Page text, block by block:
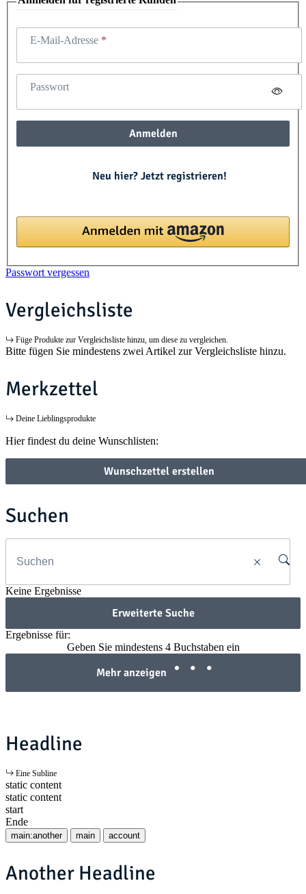
E-Mail-Adresse
Passwort
Anmelden
Neu hier? Jetzt registrieren!
Passwort vergessen
Vergleichsliste
Füge Produkte zur Vergleichsliste hinzu, um diese zu vergleichen.
Bitte fügen Sie mindestens zwei Artikel zur Vergleichsliste hinzu.
Merkzettel
Deine Lieblingsprodukte
Hier findest du deine Wunschlisten:
Wunschzettel erstellen
Suchen
Keine Ergebnisse
Erweiterte Suche
Ergebnisse für:
Geben Sie mindestens 4 Buchstaben ein
Mehr anzeigen
Headline
Eine Subline
static content
static content
start
Ende
main:another main account
Another Headline